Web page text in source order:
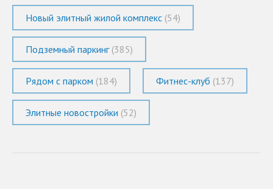
Новый элитный жилой комплекс (54)
Подземный паркинг (385)
Рядом с парком (184) Фитнес-клуб (137)
Элитные новостройки (52)